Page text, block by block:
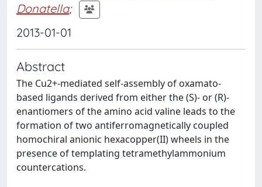
Donatella;
2013-01-01
Abstract
The Cu2+-mediated self-assembly of oxamato-
based ligands derived from either the (S)- or (R)-
enantiomers of the amino acid valine leads to the
formation of two antiferromagnetically coupled
homochiral anionic hexacopper(II) wheels in the
presence of templating tetramethylammonium
countercations.